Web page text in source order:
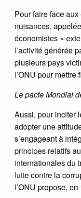
Pour faire face
nuisances,
économistes «
l’activité générée
plusieurs pays
l’ONU pour mettre
Le pacte Mondial
Aussi, pour inciter
adopter une
s’engageant à
principes relatifs
internationales du
lutte contre la
l’ONU propose,